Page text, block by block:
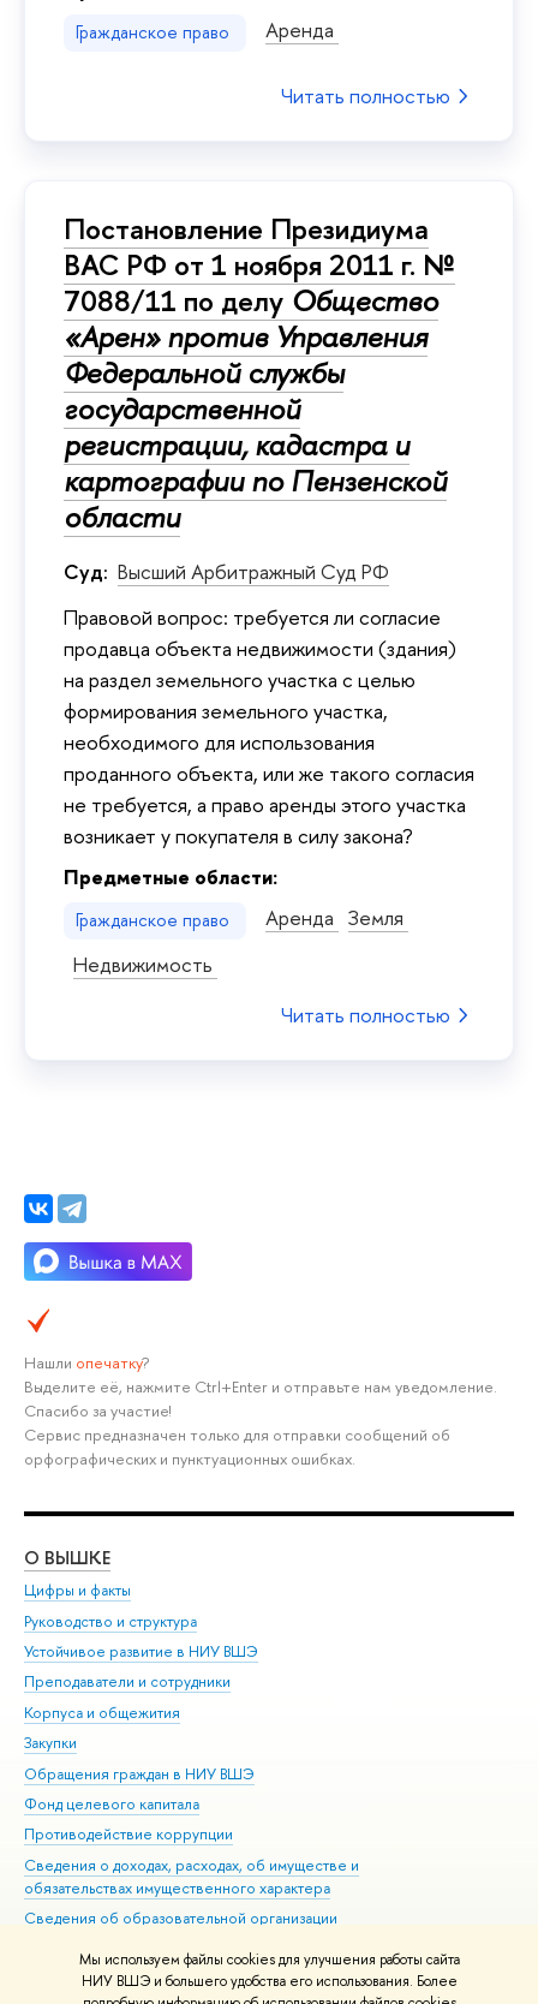
Мы используем файлы cookies для улучшения работы сайта
НИУ ВШЭ и большего удобства его использования. Более
Гражданское право Аренда
Читать полностью
Постановление Президиума
ВАС РФ от 1 ноября 2011 г. №
7088/11 по делу Общество
«Арен» против Управления
Федеральной службы
государственной
регистрации, кадастра и
картографии по Пензенской
области
Суд: Высший Арбитражный Суд РФ
Правовой вопрос: требуется ли согласие
продавца объекта недвижимости (здания)
на раздел земельного участка с целью
формирования земельного участка,
необходимого для использования
проданного объекта, или же такого согласия
не требуется, а право аренды этого участка
возникает у покупателя в силу закона?
Предметные области:
Гражданское право Аренда Земля
Недвижимость
Читать полностью
Нашли опечатку?
Выделите её, нажмите Ctrl+Enter и отправьте нам уведомление.
Спасибо за участие!
Сервис предназначен только для отправки сообщений об
орфографических и пунктуационных ошибках.
О ВЫШКЕ
Цифры и факты
Руководство и структура
Устойчивое развитие в НИУ ВШЭ
Преподаватели и сотрудники
Корпуса и общежития
Закупки
Обращения граждан в НИУ ВШЭ
Фонд целевого капитала
Противодействие коррупции
Сведения о доходах, расходах, об имуществе и
обязательствах имущественного характера
Сведения об образовательной организации
Людям с ограниченными возможностями здоровья
Единая платежная страница